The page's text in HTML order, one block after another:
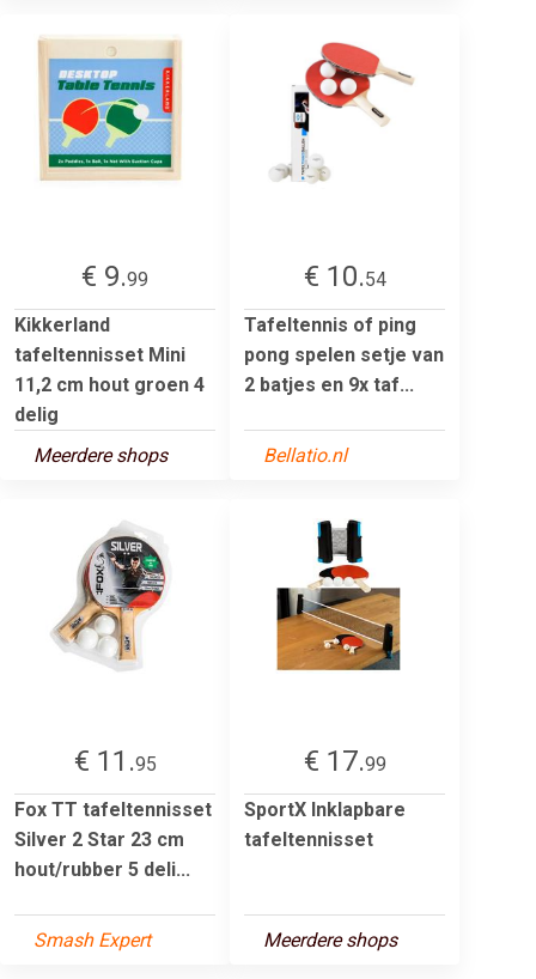
€ 9.99
Kikkerland
tafeltennisset Mini
11,2 cm hout groen 4
delig
Meerdere shops
€ 10.54
Tafeltennis of ping
pong spelen setje van
2 batjes en 9x taf...
Bellatio.nl
€ 11.95
Fox TT tafeltennisset
Silver 2 Star 23 cm
hout/rubber 5 deli...
Smash Expert
€ 17.99
SportX Inklapbare
tafeltennisset
Meerdere shops